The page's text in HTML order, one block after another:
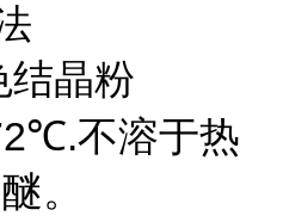
晶粉
不溶于热
。